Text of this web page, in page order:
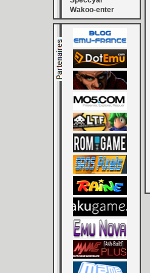
Wakoo-enter